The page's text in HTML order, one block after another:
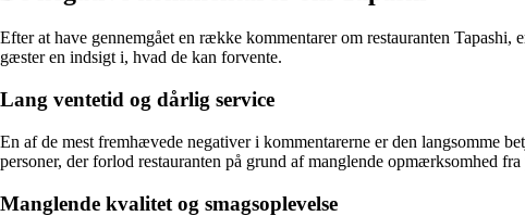
Efter at have gennemgået en række kommentarer om restauranten
gæster en indsigt i, hvad de kan forvente.
Lang ventetid og dårlig service
En af de mest fremhævede negativer i kommentarerne er den langsomme
personer, der forlod restauranten på grund af manglende opmærksomhed fra
Manglende kvalitet og smagsoplevelse